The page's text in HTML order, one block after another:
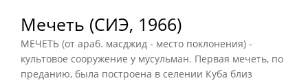
Мечеть (СИЭ, 1966)
МЕЧЕТЬ (от араб. масджид - место поклонения) -
культовое сооружение у мусульман. Первая мечеть, по
преданию, была построена в селении Куба близ